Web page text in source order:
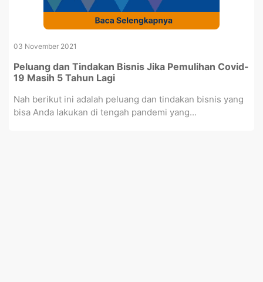
03 November 2021
Peluang dan Tindakan Bisnis Jika Pemulihan Covid-
19 Masih 5 Tahun Lagi
Nah berikut ini adalah peluang dan tindakan bisnis yang
bisa Anda lakukan di tengah pandemi yang...